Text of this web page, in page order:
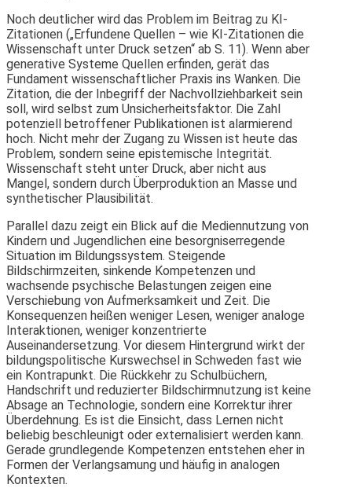
Noch deutlicher wird das Problem im Beitrag zu KI-
Zitationen („Erfundene Quellen – wie KI-Zitationen die
Wissenschaft unter Druck setzen“ ab S. 11). Wenn aber
generative Systeme Quellen erfinden, gerät das
Fundament wissenschaftlicher Praxis ins Wanken. Die
Zitation, die der Inbegriff der Nachvollziehbarkeit sein
soll, wird selbst zum Unsicherheitsfaktor. Die Zahl
potenziell betroffener Publikationen ist alarmierend
hoch. Nicht mehr der Zugang zu Wissen ist heute das
Problem, sondern seine epistemische Integrität.
Wissenschaft steht unter Druck, aber nicht aus
Mangel, sondern durch Überproduktion an Masse und
synthetischer Plausibilität.
Parallel dazu zeigt ein Blick auf die Mediennutzung von
Kindern und Jugendlichen eine besorgniserregende
Situation im Bildungssystem. Steigende
Bildschirmzeiten, sinkende Kompetenzen und
wachsende psychische Belastungen zeigen eine
Verschiebung von Aufmerksamkeit und Zeit. Die
Konsequenzen heißen weniger Lesen, weniger analoge
Interaktionen, weniger konzentrierte
Auseinandersetzung. Vor diesem Hintergrund wirkt der
bildungspolitische Kurswechsel in Schweden fast wie
ein Kontrapunkt. Die Rückkehr zu Schulbüchern,
Handschrift und reduzierter Bildschirmnutzung ist keine
Absage an Technologie, sondern eine Korrektur ihrer
Überdehnung. Es ist die Einsicht, dass Lernen nicht
beliebig beschleunigt oder externalisiert werden kann.
Gerade grundlegende Kompetenzen entstehen eher in
Formen der Verlangsamung und häufig in analogen
Kontexten.